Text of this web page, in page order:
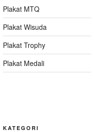
Plakat MTQ
Plakat Wisuda
Plakat Trophy
Plakat Medali
KATEGORI